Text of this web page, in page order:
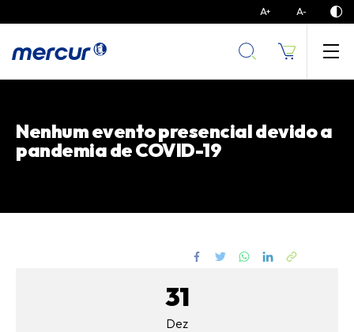
A+ A-
Nenhum evento presencial devido a
pandemia de COVID-19
31
Dez